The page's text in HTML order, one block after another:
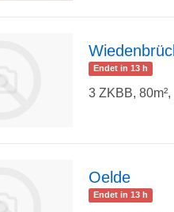
Detailseite
Endet in 13 h
3 ZKBB,
Oelde
Endet in 13 h